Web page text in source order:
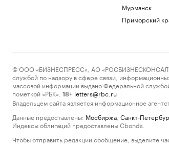
Мурманск
Приморский
© ООО «БИЗНЕСПРЕСС», АО
службой по надзору в сфере связи,
массовой информации выдано Федеральной
пометкой «РБК».
18+ letters@rbc.ru
Владельцем сайта является информационное
Данные предоставлены: Мосбиржа Санкт-
Индексы облигаций предоставлены Cbonds.
Чтобы отправить редакции сообщение, выделите